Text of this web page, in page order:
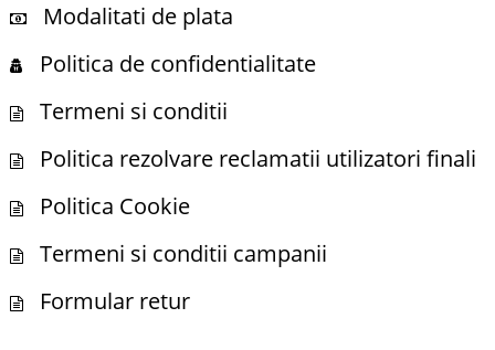
Modalitati de plata
Politica de confidentialitate
Termeni si conditii
Politica rezolvare reclamatii utilizatori finali
Politica Cookie
Termeni si conditii campanii
Formular retur